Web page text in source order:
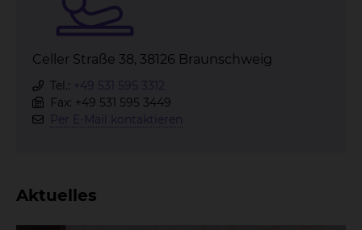
Celler Straße 38, 38126 Braunschweig
Tel.: +49 531 595 3312
Fax: +49 531 595 3449
Per E-Mail kontaktieren
Aktuelles